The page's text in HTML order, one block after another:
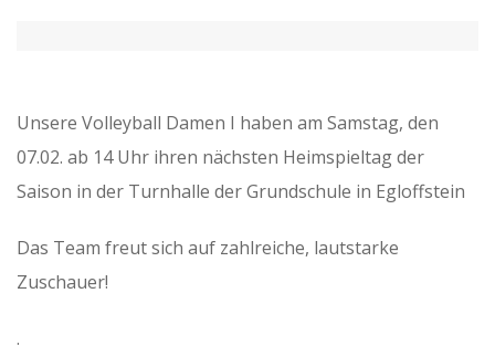
Unsere Volleyball Damen I haben am Samstag, den
07.02. ab 14 Uhr ihren nächsten Heimspieltag der
Saison in der Turnhalle der Grundschule in Egloffstein
Das Team freut sich auf zahlreiche, lautstarke
Zuschauer!
.